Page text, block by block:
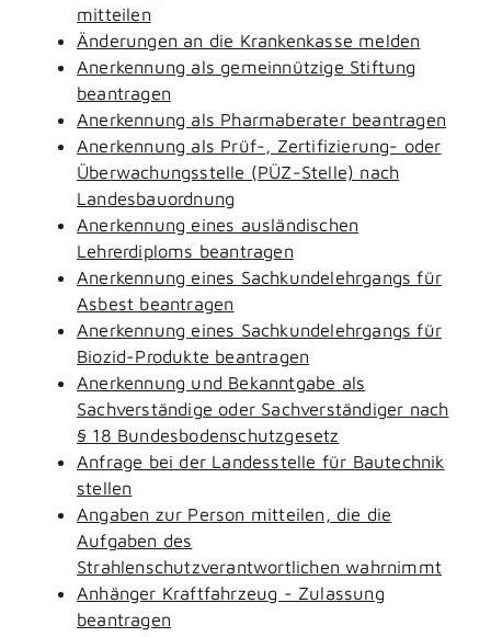
mitteilen
Änderungen an die Krankenkasse melden
Anerkennung als gemeinnützige Stiftung
beantragen
Anerkennung als Pharmaberater beantragen
Anerkennung als Prüf-, Zertifizierung- oder
Überwachungsstelle (PÜZ-Stelle) nach
Landesbauordnung
Anerkennung eines ausländischen
Lehrerdiploms beantragen
Anerkennung eines Sachkundelehrgangs für
Asbest beantragen
Anerkennung eines Sachkundelehrgangs für
Biozid-Produkte beantragen
Anerkennung und Bekanntgabe als
Sachverständige oder Sachverständiger nach
§ 18 Bundesbodenschutzgesetz
Anfrage bei der Landesstelle für Bautechnik
stellen
Angaben zur Person mitteilen, die die
Aufgaben des
Strahlenschutzverantwortlichen wahrnimmt
Anhänger Kraftfahrzeug - Zulassung
beantragen